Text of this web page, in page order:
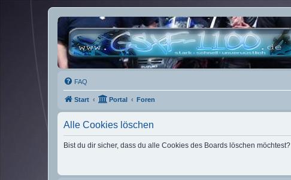
FAQ
Start Portal Foren
Alle Cookies löschen
Bist du dir sicher, dass du alle Cookies des Boards löschen möchtest?